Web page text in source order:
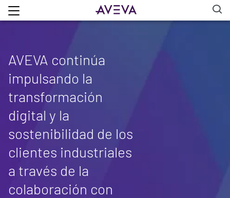
AVEVA continúa
impulsando la
transformación
digital y la
sostenibilidad de los
clientes industriales
a través de la
colaboración con